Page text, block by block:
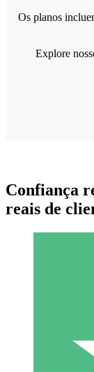
Pague
Os planos
Explore
Confiança
reais de